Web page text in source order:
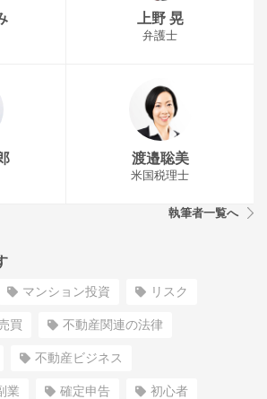
上野 晃
弁護士
渡邉聡美
米国税理士
執筆者一覧へ
マンション投資 リスク
買 不動産関連の法律
不動産ビジネス
業 確定申告 初心者